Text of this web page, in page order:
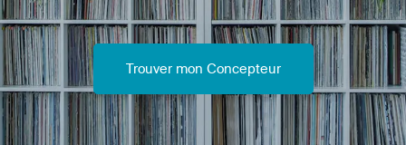
Trouver mon Concepteur